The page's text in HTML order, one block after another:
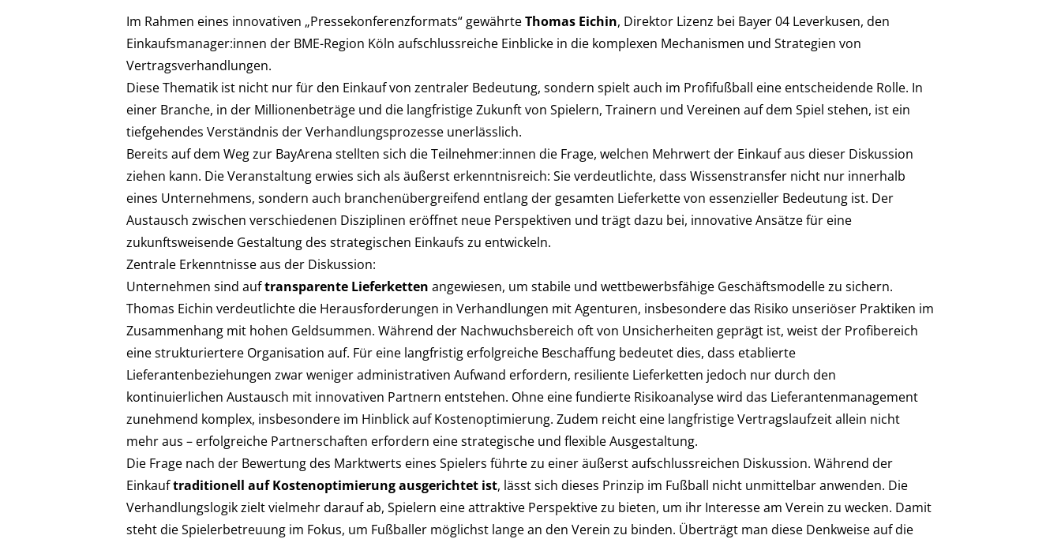
Im Rahmen eines innovativen „Pressekonferenzformats“ gewährteThomas Eichin, Direktor Lizenz bei Bayer 04 Leverkusen, den
Einkaufsmanager:innen der BME-Region Köln aufschlussreiche Einblicke in die komplexen Mechanismen und Strategien von
Vertragsverhandlungen.
Diese Thematik ist nicht nur für den Einkauf von zentraler Bedeutung, sondern spielt auch im Profifußball eine entscheidende Rolle. In
einer Branche, in der Millionenbeträge und die langfristige Zukunft von Spielern, Trainern und Vereinen auf dem Spiel stehen, ist ein
tiefgehendes Verständnis der Verhandlungsprozesse unerlässlich.
Bereits auf dem Weg zur BayArena stellten sich die Teilnehmer:innen die Frage, welchen Mehrwert der Einkauf aus dieser Diskussion
ziehen kann. Die Veranstaltung erwies sich als äußerst erkenntnisreich: Sie verdeutlichte, dass Wissenstransfer nicht nur innerhalb
eines Unternehmens, sondern auch branchenübergreifend entlang der gesamten Lieferkette von essenzieller Bedeutung ist. Der
Austausch zwischen verschiedenen Disziplinen eröffnet neue Perspektiven und trägt dazu bei, innovative Ansätze für eine
zukunftsweisende Gestaltung des strategischen Einkaufs zu entwickeln.
Zentrale Erkenntnisse aus der Diskussion:
Unternehmen sind auftransparente Lieferketten angewiesen, um stabile und wettbewerbsfähige Geschäftsmodelle zu sichern.
Thomas Eichin verdeutlichte die Herausforderungen in Verhandlungen mit Agenturen, insbesondere das Risiko unseriöser Praktiken im
Zusammenhang mit hohen Geldsummen. Während der Nachwuchsbereich oft von Unsicherheiten geprägt ist, weist der Profibereich
eine strukturiertere Organisation auf. Für eine langfristig erfolgreiche Beschaffung bedeutet dies, dass etablierte
Lieferantenbeziehungen zwar weniger administrativen Aufwand erfordern, resiliente Lieferketten jedoch nur durch den
kontinuierlichen Austausch mit innovativen Partnern entstehen. Ohne eine fundierte Risikoanalyse wird das Lieferantenmanagement
zunehmend komplex, insbesondere im Hinblick auf Kostenoptimierung. Zudem reicht eine langfristige Vertragslaufzeit allein nicht
mehr aus – erfolgreiche Partnerschaften erfordern eine strategische und flexible Ausgestaltung.
Die Frage nach der Bewertung des Marktwerts eines Spielers führte zu einer äußerst aufschlussreichen Diskussion. Während der
Einkauftraditionell auf Kostenoptimierung ausgerichtet ist, lässt sich dieses Prinzip im Fußball nicht unmittelbar anwenden. Die
Verhandlungslogik zielt vielmehr darauf ab, Spielern eine attraktive Perspektive zu bieten, um ihr Interesse am Verein zu wecken. Damit
steht die Spielerbetreuung im Fokus, um Fußballer möglichst lange an den Verein zu binden. Überträgt man diese Denkweise auf die